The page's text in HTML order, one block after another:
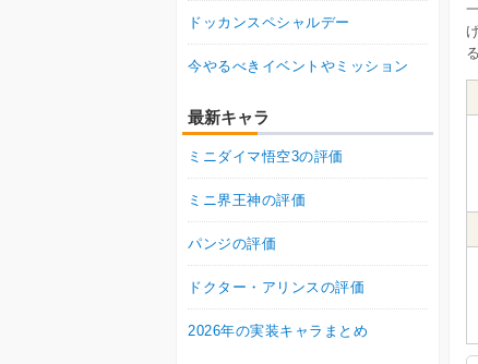
ドッカンスペシャルデー
今やるべきイベントやミッション
最新キャラ
ミニダイマ悟空3の評価
ミニ界王神の評価
パンジの評価
ドクター・アリンスの評価
2026年の実装キャラまとめ